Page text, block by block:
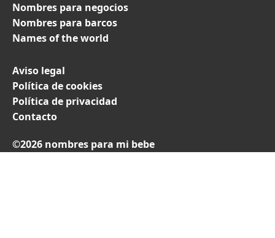
Nombres para negocios
Nombres para barcos
Names of the world
Aviso legal
Política de cookies
Política de privacidad
Contacto
©2026 nombres para mi bebe